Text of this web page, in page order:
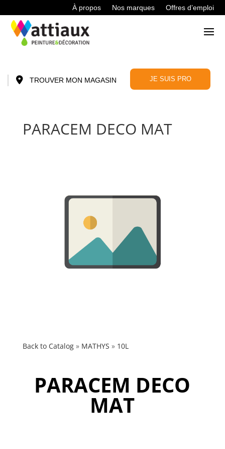
À propos Nos marques Offres d’emploi
TROUVER MON MAGASIN JE SUIS PRO
PARACEM DECO MAT
Back to Catalog MATHYS 10L
PARACEM DECO
MAT